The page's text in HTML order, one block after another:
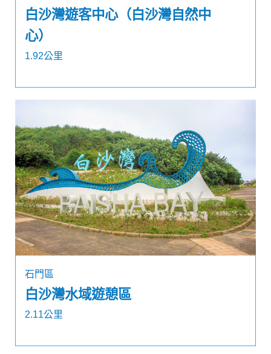
白沙灣遊客中心（白沙灣自然中
心）
1.92公里
石門區
白沙灣水域遊憩區
2.11公里